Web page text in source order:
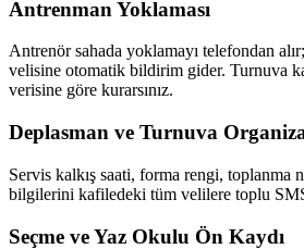
Antrenman Yoklaması
Antrenör sahada yoklamayı telefondan
velisine otomatik bildirim gider. Turnuva
verisine göre kurarsınız.
Deplasman ve Turnuva
Servis kalkış saati, forma rengi, toplanma
bilgilerini kafiledeki tüm velilere toplu
Seçme ve Yaz Okulu Ön Kaydı